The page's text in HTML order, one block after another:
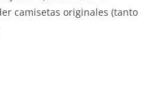
camisetas originales (tanto